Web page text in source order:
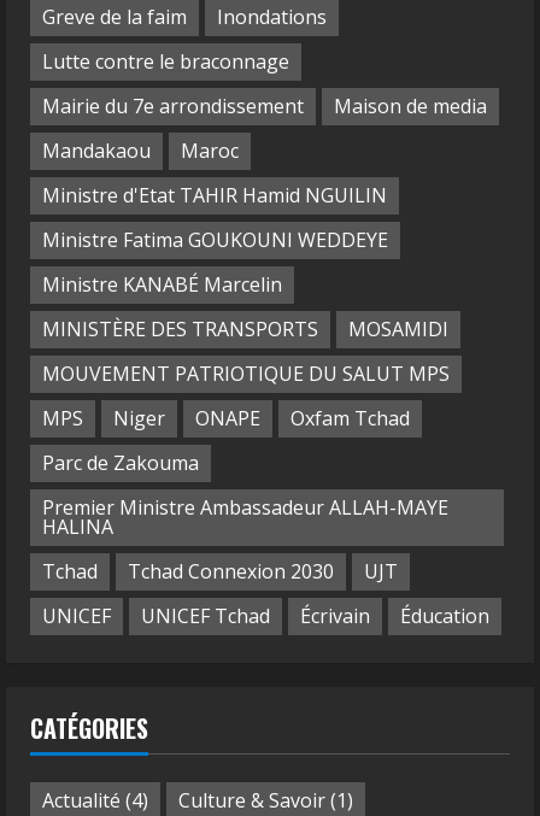
Greve de la faim
Inondations
Lutte contre le braconnage
Mairie du 7e arrondissement
Maison de media
Mandakaou
Maroc
Ministre d'Etat TAHIR Hamid NGUILIN
Ministre Fatima GOUKOUNI WEDDEYE
Ministre KANABÉ Marcelin
MINISTÈRE DES TRANSPORTS
MOSAMIDI
MOUVEMENT PATRIOTIQUE DU SALUT MPS
MPS
Niger ONAPE
Oxfam Tchad
Parc de Zakouma
Premier Ministre Ambassadeur ALLAH-MAYE
HALINA
Tchad
Tchad Connexion 2030
UJT
UNICEF
UNICEF Tchad Écrivain Éducation
CATÉGORIES
Actualité (4) Culture & Savoir(1)